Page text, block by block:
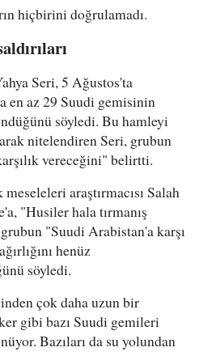
hiçbirini doğrulamadı.
Seri, 5 Ağustos'ta
en az 29 Suudi gemisinin
söyledi. Bu hamleyi
nitelendiren Seri, grubun
vereceğini" belirtti.
araştırmacısı Salah
"Husiler hala tırmanış
"Suudi Arabistan'a karşı
henüz
söyledi.
çok daha uzun bir
gibi bazı Suudi gemileri
Bazıları da su yolundan